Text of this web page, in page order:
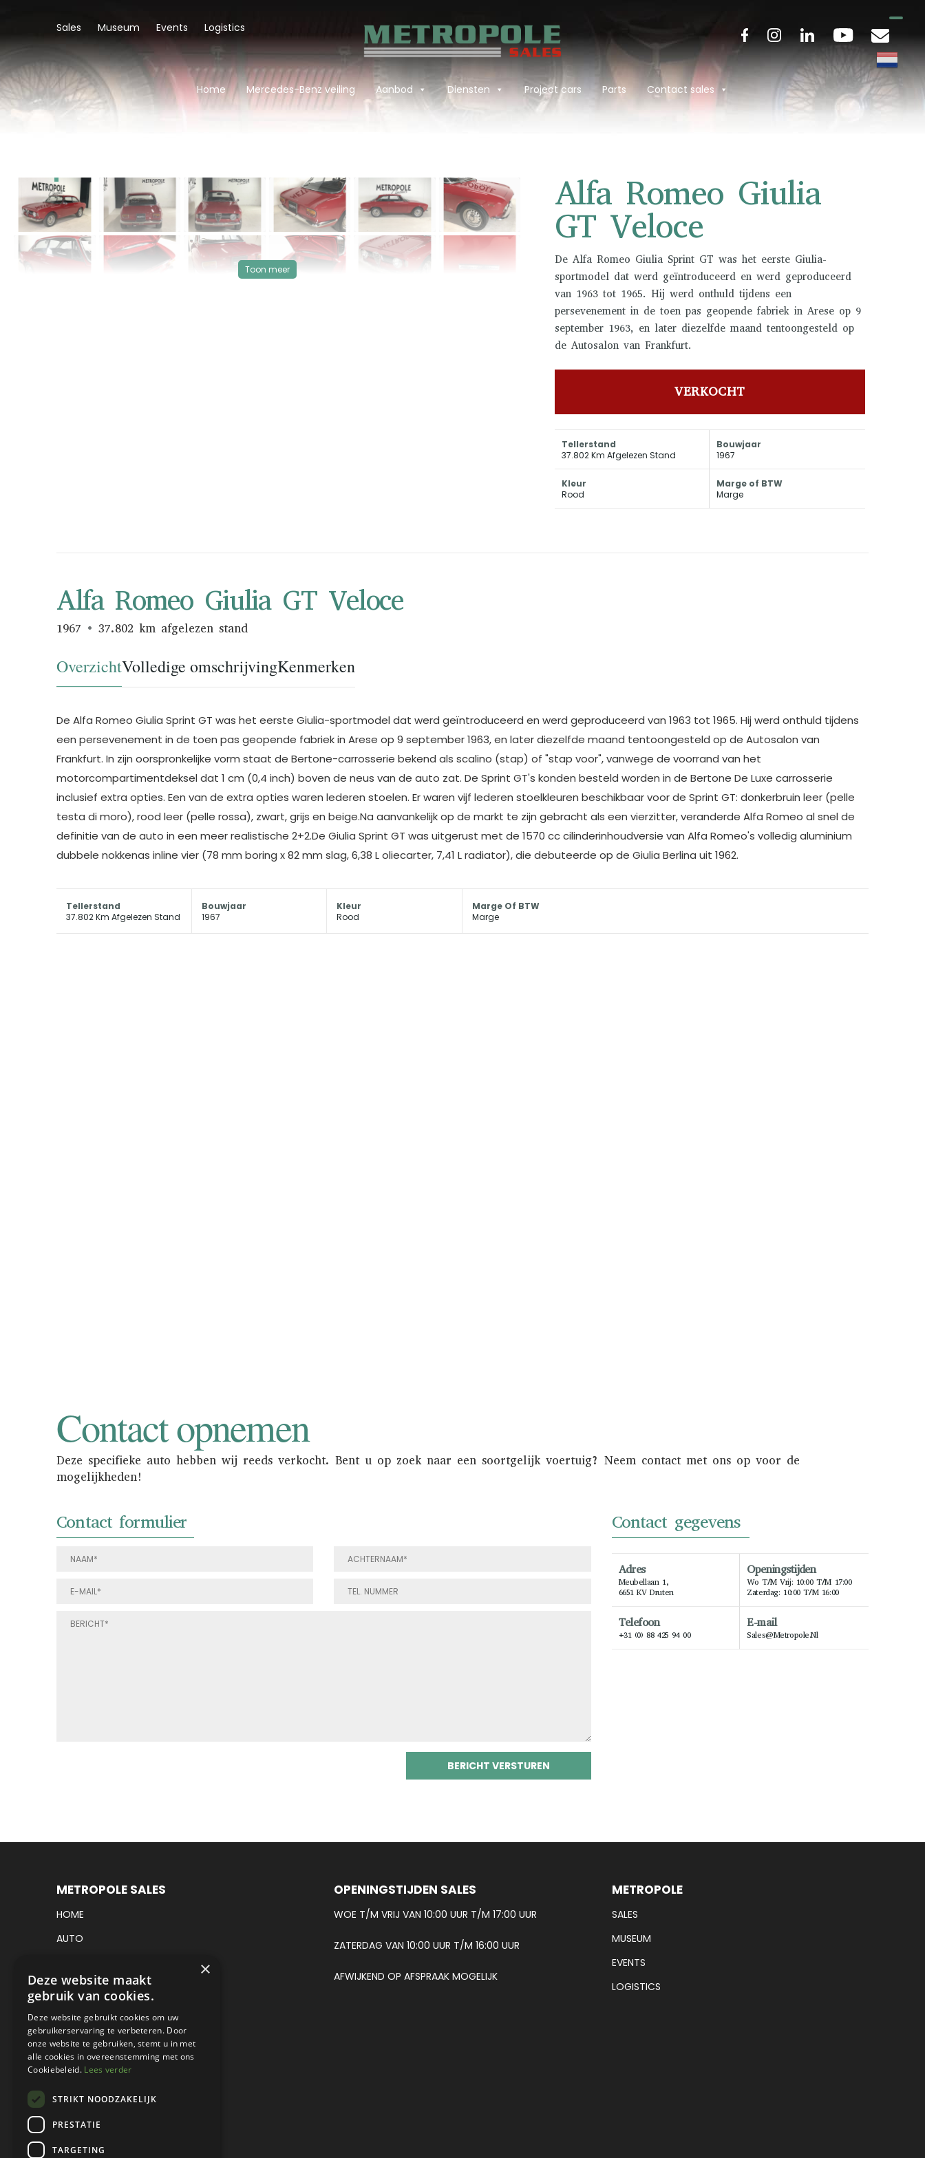
Sales Museum Events Logistics
Home Mercedes-Benz veiling Aanbod Diensten Project cars Parts Contact sales
VERKOCHT
‹
Toon meer
Alfa Romeo Giulia
GT Veloce
De Alfa Romeo Giulia Sprint GT was het eerste Giulia-
sportmodel dat werd geïntroduceerd en werd geproduceerd
van 1963 tot 1965. Hij werd onthuld tijdens een
persevenement in de toen pas geopende fabriek in Arese op 9
september 1963, en later diezelfde maand tentoongesteld op
de Autosalon van Frankfurt.
VERKOCHT
Tellerstand
37.802 Km Afgelezen Stand
Bouwjaar
1967
Kleur
Rood
Marge of BTW
Marge
Alfa Romeo Giulia GT Veloce
1967 37.802 km afgelezen stand
OverzichtVolledige omschrijvingKenmerken
De Alfa Romeo Giulia Sprint GT was het eerste Giulia-sportmodel dat werd geïntroduceerd en werd geproduceerd van 1963 tot 1965. Hij werd onthuld tijdens
een persevenement in de toen pas geopende fabriek in Arese op 9 september 1963, en later diezelfde maand tentoongesteld op de Autosalon van
Frankfurt. In zijn oorspronkelijke vorm staat de Bertone-carrosserie bekend als scalino (stap) of "stap voor", vanwege de voorrand van het
motorcompartimentdeksel dat 1 cm (0,4 inch) boven de neus van de auto zat. De Sprint GT's konden besteld worden in de Bertone De Luxe carrosserie
inclusief extra opties. Een van de extra opties waren lederen stoelen. Er waren vijf lederen stoelkleuren beschikbaar voor de Sprint GT: donkerbruin leer (pelle
testa di moro), rood leer (pelle rossa), zwart, grijs en beige.Na aanvankelijk op de markt te zijn gebracht als een vierzitter, veranderde Alfa Romeo al snel de
definitie van de auto in een meer realistische 2+2.De Giulia Sprint GT was uitgerust met de 1570 cc cilinderinhoudversie van Alfa Romeo's volledig aluminium
dubbele nokkenas inline vier (78 mm boring x 82 mm slag, 6,38 L oliecarter, 7,41 L radiator), die debuteerde op de Giulia Berlina uit 1962.
Tellerstand
37.802 Km Afgelezen Stand
Bouwjaar
1967
Kleur
Rood
Marge Of BTW
Marge
Contact opnemen
Deze specifieke auto hebben wij reeds verkocht. Bent u op zoek naar een soortgelijk voertuig? Neem contact met ons op voor de
mogelijkheden!
Contact formulier Contact gegevens
Adres
Meubellaan 1,
6651 KV Druten
Openingstijden
Wo T/m Vrij: 10:00 T/m 17:00
Zaterdag: 10:00 T/m 16:00
Telefoon
+31 (0) 88 425 94 00
E-mail
Sales@metropole.nl
METROPOLE SALES
HOME
AUTO
VERKOCHT
DETAILING
WERKPLAATS EN RESTAURATIE
PARTS
CONTACT
OPENINGSTIJDEN SALES
WOE T/M VRIJ VAN 10:00 UUR T/M 17:00 UUR
ZATERDAG VAN 10:00 UUR T/M 16:00 UUR
AFWIJKEND OP AFSPRAAK MOGELIJK
METROPOLE
SALES
MUSEUM
EVENTS
LOGISTICS
×
Deze website maakt
gebruik van cookies.
Deze website gebruikt cookies om uw
gebruikerservaring te verbeteren. Door
onze website te gebruiken, stemt u in met
alle cookies in overeenstemming met ons
Cookiebeleid. Lees verder
STRIKT NOODZAKELIJK
PRESTATIE
TARGETING